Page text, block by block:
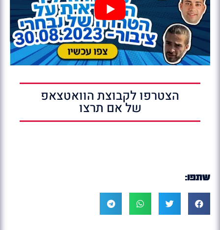
הצטרפו לקבוצת הוואטצאפ
של אם תרצו
שתפו: